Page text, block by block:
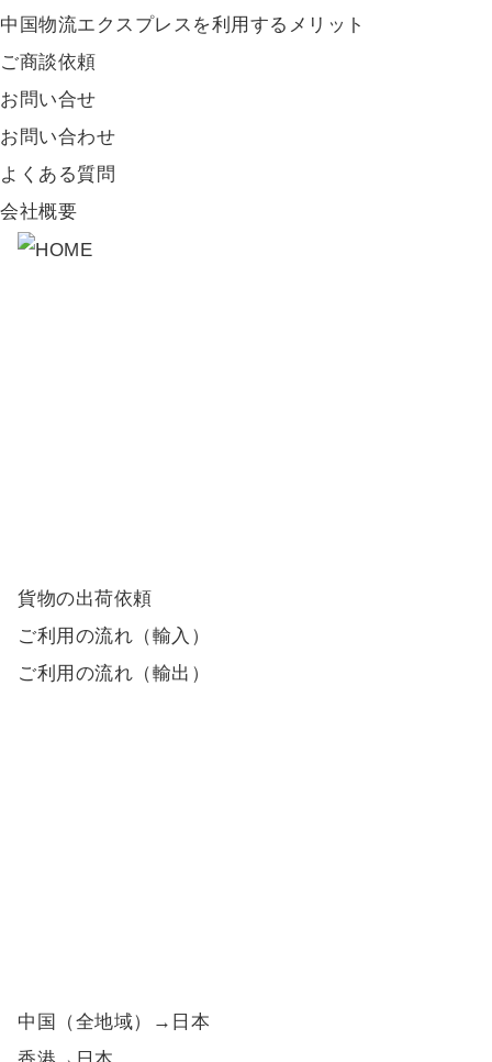
中国物流エクスプレスを利用するメリット
ご商談依頼
お問い合せ
お問い合わせ
よくある質問
会社概要
貨物の出荷依頼
ご利用の流れ（輸入）
ご利用の流れ（輸出）
中国（全地域）→日本